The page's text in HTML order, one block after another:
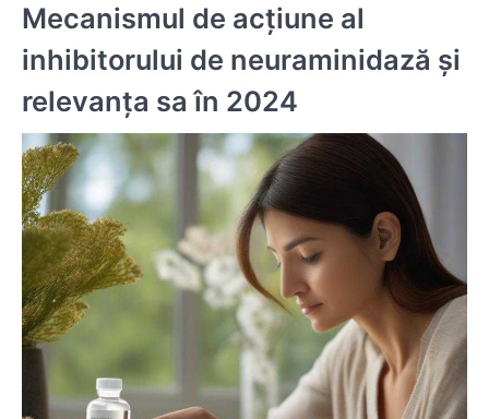
Mecanismul de acțiune al
inhibitorului de neuraminidază și
relevanța sa în 2024